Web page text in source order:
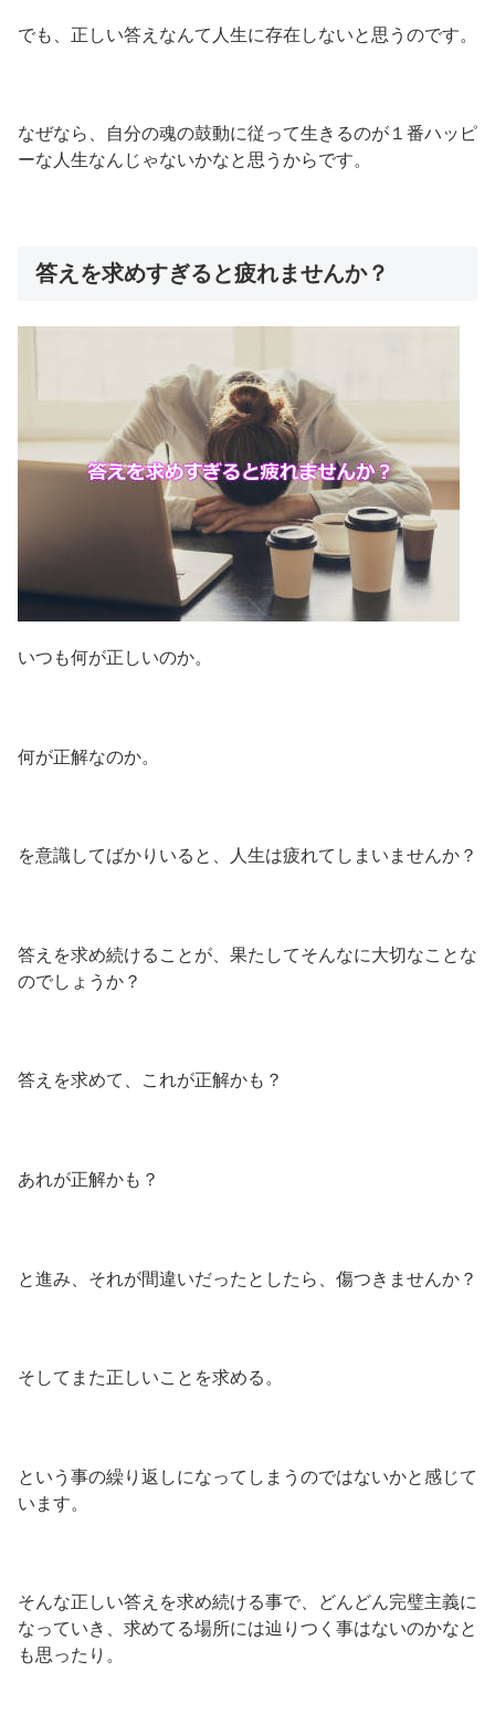
でも、正しい答えなんて人生に存在しないと思うのです。
なぜなら、自分の魂の鼓動に従って生きるのが１番ハッピ
ーな人生なんじゃないかなと思うからです。
答えを求めすぎると疲れませんか？
いつも何が正しいのか。
何が正解なのか。
を意識してばかりいると、人生は疲れてしまいませんか？
答えを求め続けることが、果たしてそんなに大切なことな
のでしょうか？
答えを求めて、これが正解かも？
あれが正解かも？
と進み、それが間違いだったとしたら、傷つきませんか？
そしてまた正しいことを求める。
という事の繰り返しになってしまうのではないかと感じて
います。
そんな正しい答えを求め続ける事で、どんどん完璧主義に
なっていき、求めてる場所には辿りつく事はないのかなと
も思ったり。